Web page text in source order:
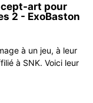
art pour
2 - ExoBaston
à un jeu, à leur
à SNK. Voici leur